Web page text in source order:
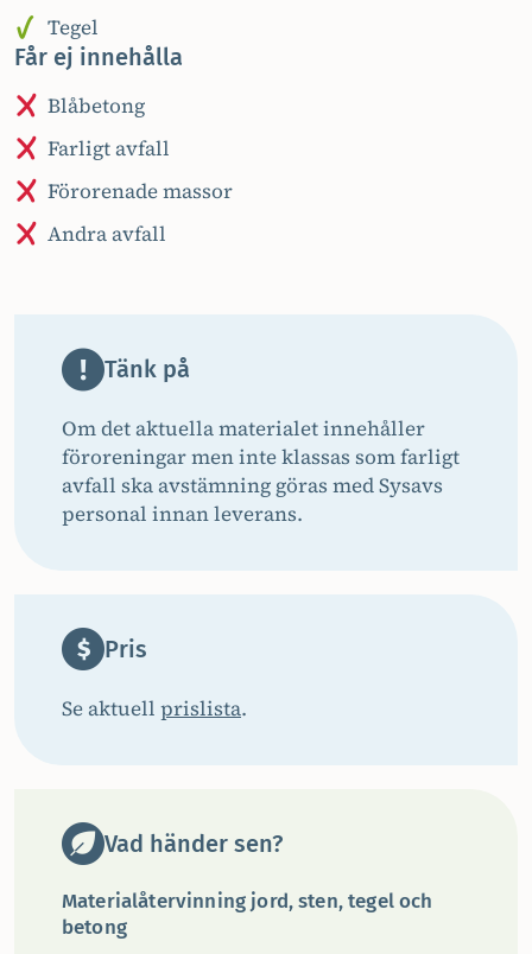
Tegel
Får ej innehålla
Blåbetong
Farligt avfall
Förorenade massor
Andra avfall
Tänk på
Om det aktuella materialet innehåller
föroreningar men inte klassas som farligt
avfall ska avstämning göras med Sysavs
personal innan leverans.
Pris
Se aktuell prislista.
Vad händer sen?
Materialåtervinning jord, sten, tegel och
betong